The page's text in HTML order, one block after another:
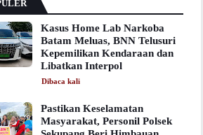
Kasus Home Lab Narkoba
Batam Meluas, BNN Telusuri
Kepemilikan Kendaraan dan
Libatkan Interpol
Dibaca kali
Pastikan Keselamatan
Masyarakat, Personil Polsek